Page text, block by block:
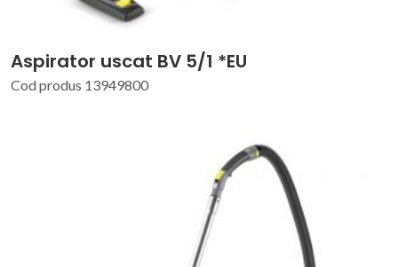
Aspirator uscat BV 5/1 *EU
Cod produs 13949800